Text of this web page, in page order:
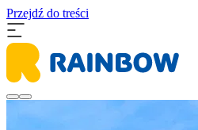
Przejdź do treści